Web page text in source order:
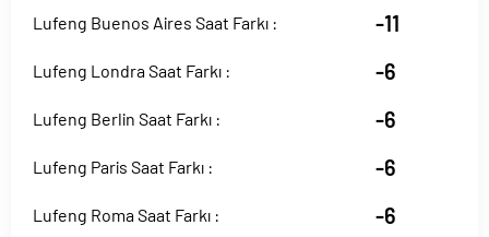
Lufeng Buenos Aires Saat Farkı : -11
Lufeng Londra Saat Farkı : -6
Lufeng Berlin Saat Farkı : -6
Lufeng Paris Saat Farkı : -6
Lufeng Roma Saat Farkı : -6